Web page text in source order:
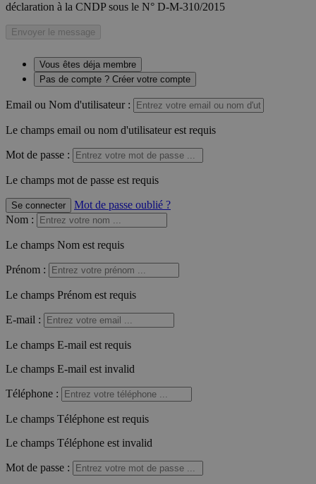
déclaration à la CNDP sous le N° D-M-310/2015
Envoyer le message
Vous êtes déja membre
Pas de compte ? Créer votre compte
Email ou Nom d'utilisateur :
Le champs email ou nom d'utilisateur est requis
Mot de passe :
Le champs mot de passe est requis
Se connecter
Mot de passe oublié ?
Nom :
Le champs Nom est requis
Prénom :
Le champs Prénom est requis
E-mail :
Le champs E-mail est requis
Le champs E-mail est invalid
Téléphone :
Le champs Téléphone est requis
Le champs Téléphone est invalid
Mot de passe :